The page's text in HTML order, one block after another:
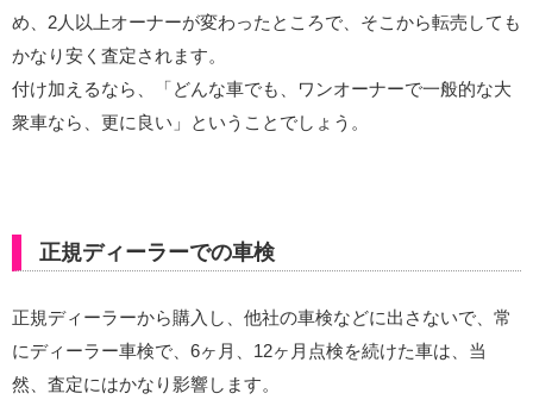
め、2人以上オーナーが変わったところで、そこから転売しても
かなり安く査定されます。
付け加えるなら、「どんな車でも、ワンオーナーで一般的な大
衆車なら、更に良い」ということでしょう。
正規ディーラーでの車検
正規ディーラーから購入し、他社の車検などに出さないで、常
にディーラー車検で、6ヶ月、12ヶ月点検を続けた車は、当
然、査定にはかなり影響します。